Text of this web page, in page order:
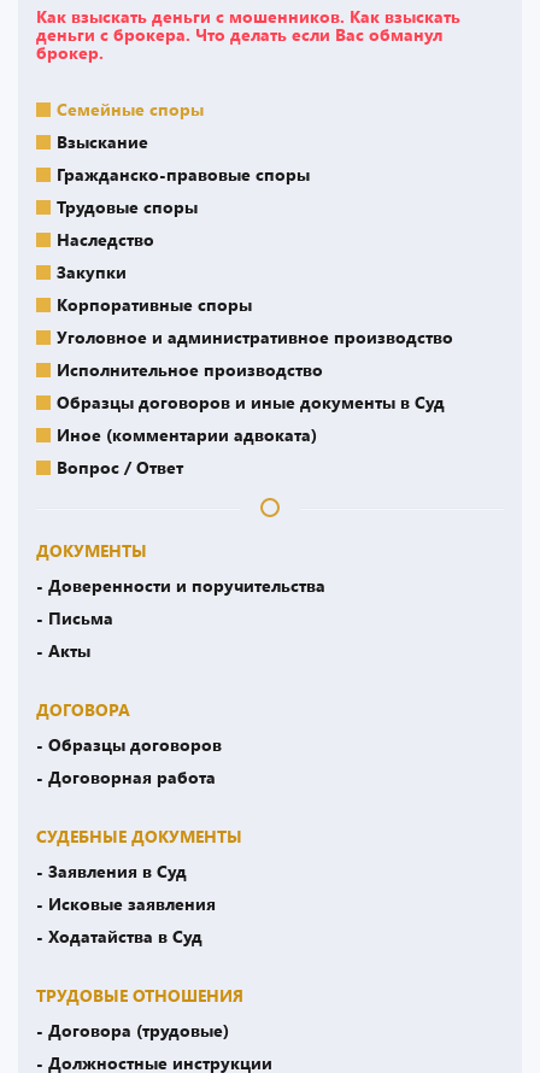
Как взыскать деньги с мошенников. Как взыскать
деньги с брокера. Что делать если Вас обманул
брокер.
Семейные споры
Взыскание
Гражданско-правовые споры
Трудовые споры
Наследство
Закупки
Корпоративные споры
Уголовное и административное производство
Исполнительное производство
Образцы договоров и иные документы в Суд
Иное (комментарии адвоката)
Вопрос / Ответ
ДОКУМЕНТЫ
- Доверенности и поручительства
- Письма
- Акты
ДОГОВОРА
- Образцы договоров
- Договорная работа
СУДЕБНЫЕ ДОКУМЕНТЫ
- Заявления в Суд
- Исковые заявления
- Ходатайства в Суд
ТРУДОВЫЕ ОТНОШЕНИЯ
- Договора (трудовые)
- Должностные инструкции